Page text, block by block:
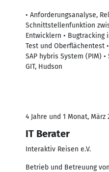
• Anforderungsanalyse,
Schnittstellenfunktion
Entwicklern • Bugtracking
Test und Oberflächentest
SAP hybris System (PIM)
GIT, Hudson
4 Jahre und 1 Monat, März
IT Berater
Interaktiv Reisen e.V.
Betrieb und Betreuung